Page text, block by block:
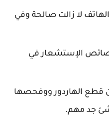
الهاتف لا زالت صالحة وفي
الإستشعار في
قطع الهاردور ووفحصها
شئ جد مهم.